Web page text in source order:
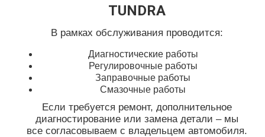
TUNDRA
В рамках обслуживания проводится:
Диагностические работы
Регулировочные работы
Заправочные работы
Смазочные работы
Если требуется ремонт, дополнительное
диагностирование или замена детали – мы
все согласовываем с владельцем автомобиля.